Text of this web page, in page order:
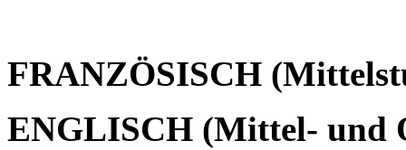
FRANZÖSISCH
ENGLISCH (Mittel- und